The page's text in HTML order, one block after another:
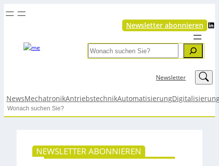
Newsletter abonnieren LinkedIn
Search
Newsletter LinkedIn
NewsMechatronikAntriebstechnikAutomatisierung
Search
NEWSLETTER ABONNIEREN